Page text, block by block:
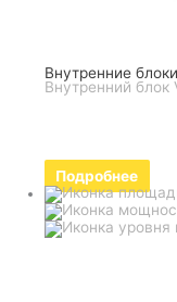
Внутренние
Внутренний блок
Подробнее